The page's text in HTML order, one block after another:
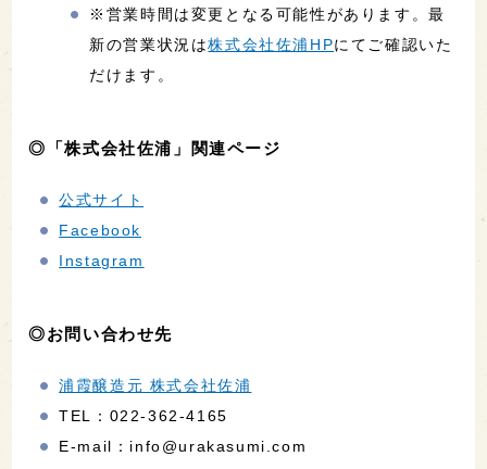
※営業時間は変更となる可能性があります。最
新の営業状況は株式会社佐浦HPにてご確認いた
だけます。
◎「株式会社佐浦」関連ページ
公式サイト
Facebook
Instagram
◎お問い合わせ先
浦霞醸造元 株式会社佐浦
TEL：022-362-4165
E-mail：info@urakasumi.com